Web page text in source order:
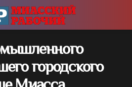
городского